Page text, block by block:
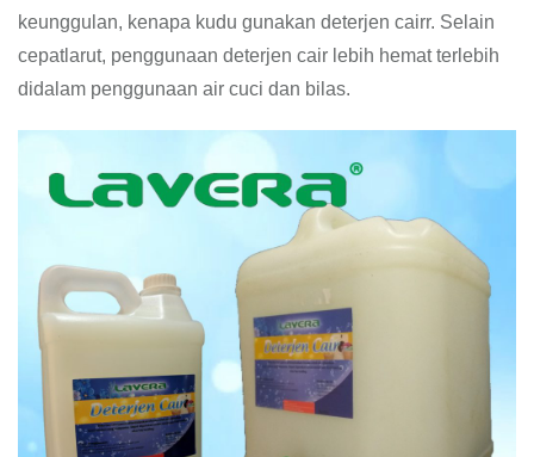
keunggulan, kenapa kudu gunakan deterjen cairr. Selain
cepatlarut, penggunaan deterjen cair lebih hemat terlebih
didalam penggunaan air cuci dan bilas.